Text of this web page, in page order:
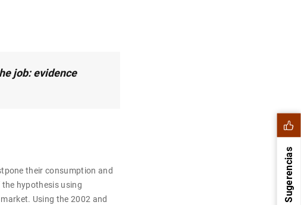
job: evidence
their consumption and
hypothesis using
Using the 2002 and
Sugerencias